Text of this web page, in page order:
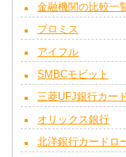
金融機関の比較一
プロミス
アイフル
SMBCモビット
三菱UFJ銀行カー
オリックス銀行
北洋銀行カードロ